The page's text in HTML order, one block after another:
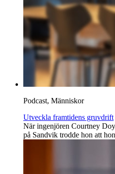
Podcast, Människor
Utveckla framtidens gruvdrift
När ingenjören Courtney
på Sandvik trodde hon att